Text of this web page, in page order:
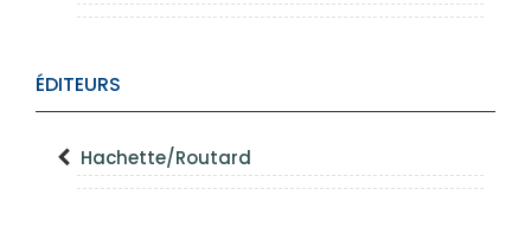
ÉDITEURS
Hachette/Routard